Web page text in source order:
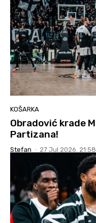
KOŠARKA
Obradović krade
Partizana!
Stefan - 27 Jul 2026. 21:58